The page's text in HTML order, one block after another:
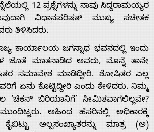
12 ಪ್ರಶ್ನೆಗಳನ್ನು ನಾವು ಸಿದ್ದರಾಮಯ್ಯರ
ವಿಧಾನಪರಿಷತ್ ಮುಖ್ಯ ಸಚೇತಕ
ತಿಳಿಸಿದರು.
ಕಾರ್ಯಾಲಯ ಜಗನ್ನಾಥ ಭವನದಲ್ಲಿ ಇಂದು
ಜೊತೆ ಮಾತನಾಡಿದ ಅವರು, ಮೊನ್ನೆ ತಾನೇ
ಸಮಾವೇಶ ಮಾಡಿದ್ದೀರಿ. ಶೋಷಿತರ ಎಲ್ಲ
ಏನು ಕೊಟ್ಟಿದ್ದೀರಿ ಎಂದು ಕೇಳಿದರು. ನಿಮ್ಮ
‘ಚಿಕನ್ ಬಿರಿಯಾನಿಗೆ’ ಸೀಮಿತವಾಗಲಿಲ್ಲವೇ?
ಅಹಿಂದ ಹೆಸರಿನಲ್ಲಿ ಅಧಿಕಾರಕ್ಕೆ
ಅಲ್ಪಸಂಖ್ಯಾತರನ್ನು ಮಾತ್ರ (ಅ)